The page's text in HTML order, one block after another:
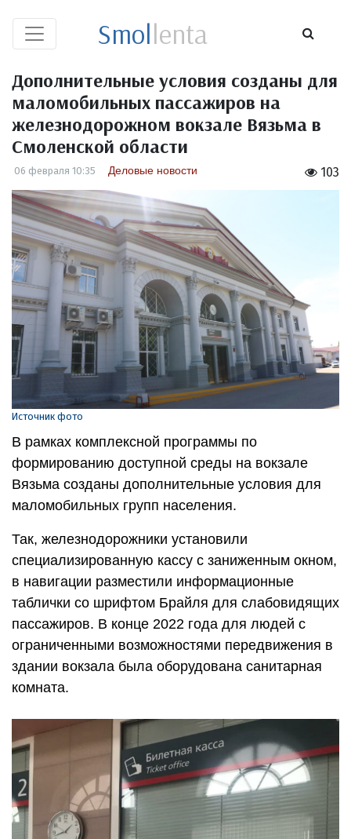
Smollenta
Дополнительные условия созданы для
маломобильных пассажиров на
железнодорожном вокзале Вязьма в
Смоленской области
103
06 февраля 10:35 Деловые новости
Источник фото
В рамках комплексной программы по
формированию доступной среды на вокзале
Вязьма созданы дополнительные условия для
маломобильных групп населения.
Так, железнодорожники установили
специализированную кассу с заниженным окном,
в навигации разместили информационные
таблички со шрифтом Брайля для слабовидящих
пассажиров. В конце 2022 года для людей с
ограниченными возможностями передвижения в
здании вокзала была оборудована санитарная
комната.